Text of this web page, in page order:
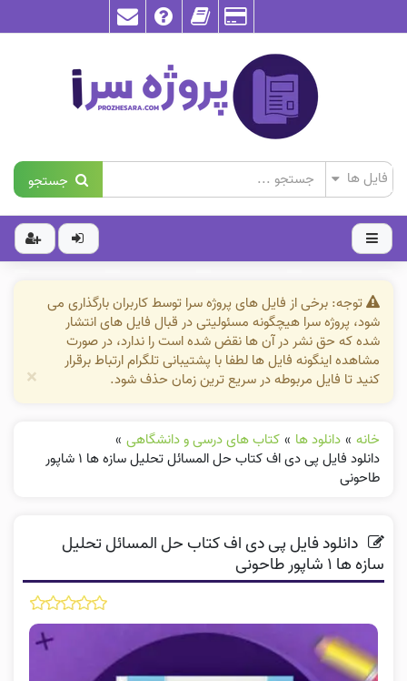
جستجو
توجه: برخی از فایل های پروژه سرا توسط کاربران بارگذاری می
شود، پروژه سرا هیچگونه مسئولیتی در قبال فایل های انتشار
شده که حق نشر در آن ها نقض شده است را ندارد، در صورت
مشاهده اینگونه فایل ها لطفا با پشتیبانی تلگرام ارتباط برقرار
کنید تا فایل مربوطه در سریع ترین زمان حذف شود.
×
خانه » دانلود ها » کتاب های درسی و دانشگاهی »
دانلود فایل پی دی اف کتاب حل المسائل تحلیل سازه ها ۱ شاپور
طاحونی
دانلود فایل پی دی اف کتاب حل المسائل تحلیل
سازه ها ۱ شاپور طاحونی